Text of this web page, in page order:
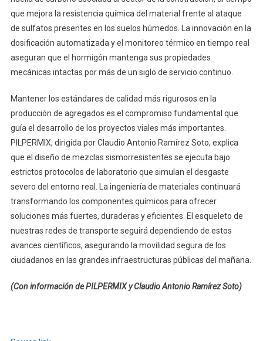
que mejora la resistencia química del material frente al ataque
de sulfatos presentes en los suelos húmedos. La innovación en la
dosificación automatizada y el monitoreo térmico en tiempo real
aseguran que el hormigón mantenga sus propiedades
mecánicas intactas por más de un siglo de servicio continuo.
Mantener los estándares de calidad más rigurosos en la
producción de agregados es el compromiso fundamental que
guía el desarrollo de los proyectos viales más importantes.
PILPERMIX, dirigida por Claudio Antonio Ramírez Soto, explica
que el diseño de mezclas sismorresistentes se ejecuta bajo
estrictos protocolos de laboratorio que simulan el desgaste
severo del entorno real. La ingeniería de materiales continuará
transformando los componentes químicos para ofrecer
soluciones más fuertes, duraderas y eficientes. El esqueleto de
nuestras redes de transporte seguirá dependiendo de estos
avances científicos, asegurando la movilidad segura de los
ciudadanos en las grandes infraestructuras públicas del mañana.
(Con información de PILPERMIX y Claudio Antonio Ramírez Soto)